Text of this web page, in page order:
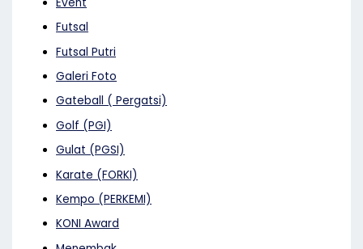
Futsal
Futsal Putri
Galeri Foto
Gateball ( Pergatsi)
Golf (PGI)
Gulat (PGSI)
Karate (FORKI)
Kempo (PERKEMI)
KONI Award